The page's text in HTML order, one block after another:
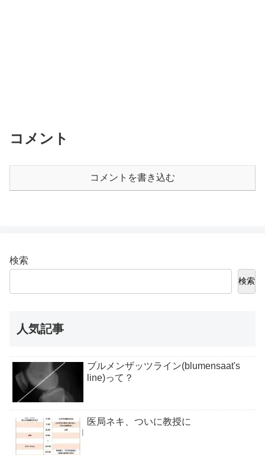
コメント
コメントを書き込む
検索
検索
人気記事
ブルメンザッツライン(blumensaat's
line)って？
医局ネキ、ついに教授に